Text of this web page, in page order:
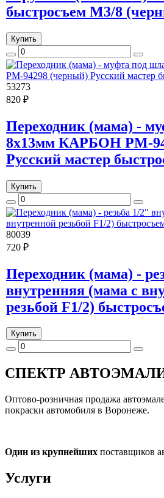
быстросъем M3/8
Купить
53273
820 ₽
Переходник (мама) -
8х13мм КАРБОН РМ-
Русский мастер
Купить
80039
720 ₽
Переходник (мама) -
внутренняя (мама с
резьбой F1/2)
Купить
СПЕКТР
Оптово-розничная продажа
покраски автомобиля в Воронеже.
Один из крупнейших поставщиков
Услуги